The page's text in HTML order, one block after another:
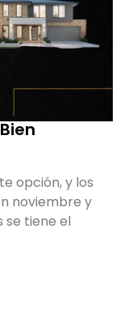
opción, y los
noviembre y
se tiene el